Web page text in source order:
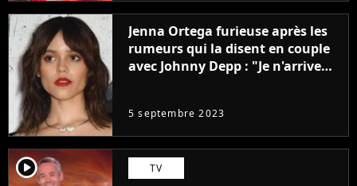
Jenna Ortega furieuse après les
rumeurs qui la disent en couple
avec Johnny Depp : "Je n'arrive
5 septembre 2023
player2 TV